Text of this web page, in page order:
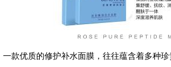
一款优质的修护补水面膜，往往蕴含着多种